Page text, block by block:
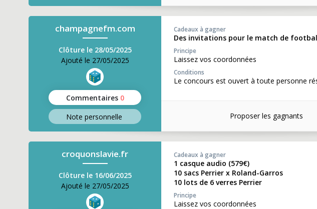
champagnefm.com
Clôture le 28/05/2025
Ajouté le 27/05/2025
Commentaires 0
Note personnelle
Cadeaux à gagner
Des invitations pour le match de
Principe
Laissez vos coordonnées
Conditions
Le concours est ouvert à toute personne
Proposer les gagnants
croquonslavie.fr
Clôture le 16/06/2025
Ajouté le 27/05/2025
Cadeaux à gagner
1 casque audio (579€)
10 sacs Perrier x Roland-Garros
10 lots de 6 verres Perrier
Principe
Laissez vos coordonnées